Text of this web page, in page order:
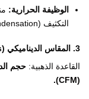
الوظيفة الحرارية:
التكثيف (Condensation) الذي يسبب تقطر المياه من الأسقف.
3. المقاس الديناميكي (Sizing Physics)
القاعدة الذهبية: حجم
(CFM).